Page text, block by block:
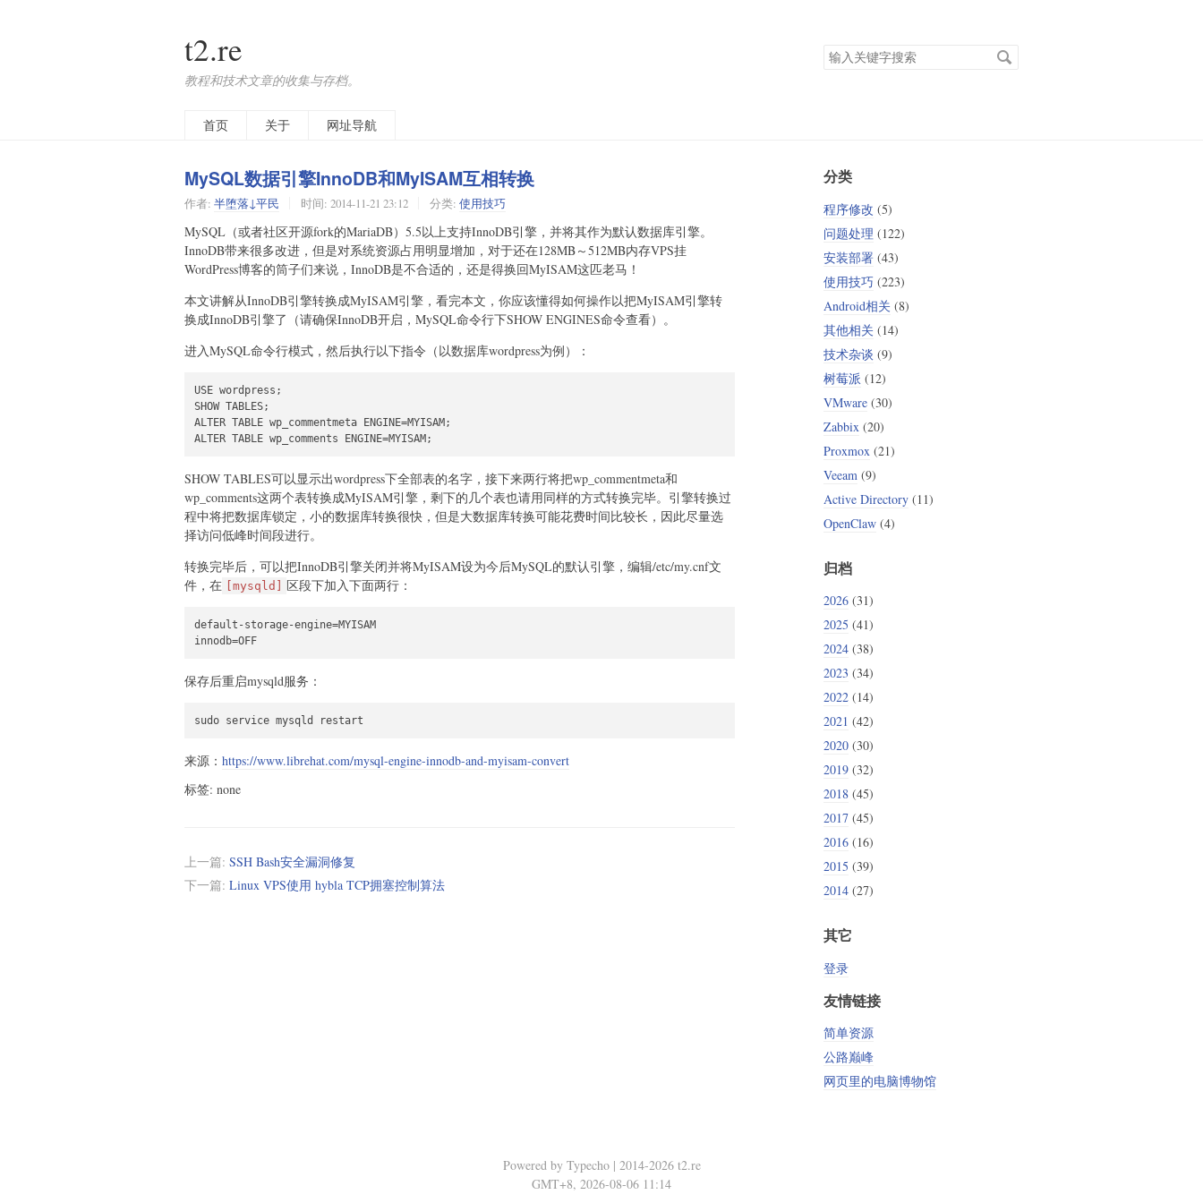
t2.re
教程和技术文章的收集与存档。
搜
索
首页
关于 网址导航
MySQL数据引擎InnoDB和MyISAM互相转换
作者: 半堕落↓平民 时间: 2014-11-21 23:12 分类: 使用技巧
MySQL（或者社区开源fork的MariaDB）5.5以上支持InnoDB引擎，并将其作为默认数据库引擎。
InnoDB带来很多改进，但是对系统资源占用明显增加，对于还在128MB～512MB内存VPS挂
WordPress博客的筒子们来说，InnoDB是不合适的，还是得换回MyISAM这匹老马！
本文讲解从InnoDB引擎转换成MyISAM引擎，看完本文，你应该懂得如何操作以把MyISAM引擎转
换成InnoDB引擎了（请确保InnoDB开启，MySQL命令行下SHOW ENGINES命令查看）。
进入MySQL命令行模式，然后执行以下指令（以数据库wordpress为例）：
USE wordpress;
SHOW TABLES;
ALTER TABLE wp_commentmeta ENGINE=MYISAM;
ALTER TABLE wp_comments ENGINE=MYISAM;
SHOW TABLES可以显示出wordpress下全部表的名字，接下来两行将把wp_commentmeta和
wp_comments这两个表转换成MyISAM引擎，剩下的几个表也请用同样的方式转换完毕。引擎转换过
程中将把数据库锁定，小的数据库转换很快，但是大数据库转换可能花费时间比较长，因此尽量选
择访问低峰时间段进行。
转换完毕后，可以把InnoDB引擎关闭并将MyISAM设为今后MySQL的默认引擎，编辑/etc/my.cnf文
件，在
[mysqld] 区段下加入下面两行：
default-storage-engine=MYISAM
innodb=OFF
保存后重启mysqld服务：
sudo service mysqld restart
来源： https://www.librehat.com/mysql-engine-innodb-and-myisam-convert
标签: none
上一篇: SSH Bash安全漏洞修复
下一篇: Linux VPS使用 hybla TCP拥塞控制算法
分类
程序修改 (5)
问题处理 (122)
安装部署(43)
使用技巧(223)
Android相关(8)
其他相关(14)
技术杂谈 (9)
树莓派 (12)
VMware(30)
Zabbix (20)
Proxmox (21)
Veeam (9)
Active Directory(11)
OpenClaw(4)
归档
2026(31)
2025 (41)
2024(38)
2023 (34)
2022(14)
2021 (42)
2020(30)
2019(32)
2018(45)
2017(45)
2016(16)
2015 (39)
2014(27)
其它
登录
友情链接
简单资源
公路巅峰
网页里的电脑博物馆
Powered by Typecho | 2014-2026 t2.re
GMT+8, 2026-08-06 11:14